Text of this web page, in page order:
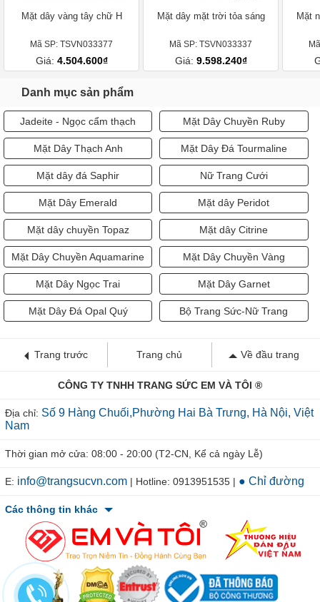
Mặt dây vàng tây chữ H
Mã SP: TSVN033377
Giá: 4.504.600₫
Mặt dây mặt trời tỏa sáng
Mã SP: TSVN033337
Giá: 9.598.240₫
Mặt
Danh mục sản phẩm
Jadeite - Ngọc cẩm thạch Mặt Dây Chuyền Ruby
Mặt Dây Thạch Anh Mặt Dây Đá Tourmaline
Mặt dây đá Saphir Nữ Trang Cưới
Mặt Dây Emerald Mặt dây Peridot
Mặt dây chuyền Topaz Mặt dây Citrine
Mặt Dây Chuyền Aquamarine Mặt Dây Chuyền Vàng
Mặt Dây Ngọc Trai Mặt Dây Garnet
Mặt Dây Đá Opal Quý Bộ Trang Sức-Nữ Trang
Trang trước Trang chủ Về đầu trang
CÔNG TY TNHH TRANG SỨC EM VÀ TÔI ®
Địa chỉ: Số 9 Hàng Chuối,Phường Hai Bà Trưng, Hà Nội, Việt
Nam
Thời gian mở cửa: 08:00 - 20:00 (T2-CN, Kể cả ngày Lễ)
E: info@trangsucvn.com | Hotline: 0913951535 | ● Chỉ đường
Các thông tin khác